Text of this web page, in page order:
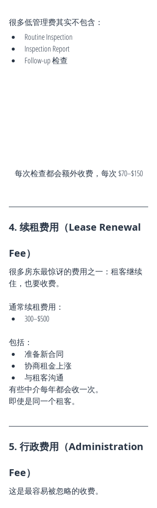
很多低管理费其实不包含：
Routine Inspection
Inspection Report
Follow-up 检查
每次检查都会额外收费，每次 $70–$150
4. 续租费用（Lease Renewal
Fee）
很多房东最惊讶的费用之一：租客继续
住，也要收费。
通常续租费用：
300–$500
包括：
准备新合同
协商租金上涨
与租客沟通
有些中介每年都会收一次。
即使是同一个租客。
5. 行政费用（Administration
Fee）
这是最容易被忽略的收费。